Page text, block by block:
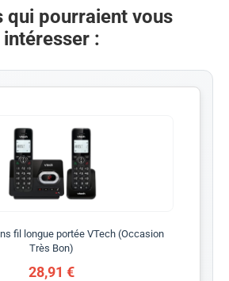
qui pourraient vous
intéresser :
fil longue portée VTech (Occasion
Très Bon)
28,91 €